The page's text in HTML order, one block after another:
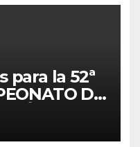
para la 52ª
DE
A VELA